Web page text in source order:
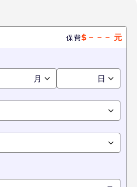
保費$ －－－ 元
月 日